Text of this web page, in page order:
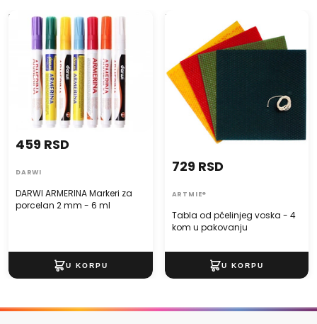
DARWI ARMERINA Markeri za
porcelan 2 mm - 6 ml
DARWI ARMERINA Markeri za
porcelan 2 mm - 6 ml
459 RSD
DARWI
Tabla od pčelinjeg voska - 4
kom u pakovanju
Tabla od pčelinjeg voska - 4
kom u pakovanju
729 RSD
ARTMIE®